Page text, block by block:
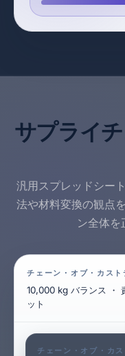
サプライ
汎用スプレッドシー
法や材料変換の観点
ン全体を
チェーン・オブ・カスト
10,000 kg バランス ・
ット
チェーン・オブ・カス